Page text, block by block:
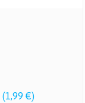
(1,99 €)